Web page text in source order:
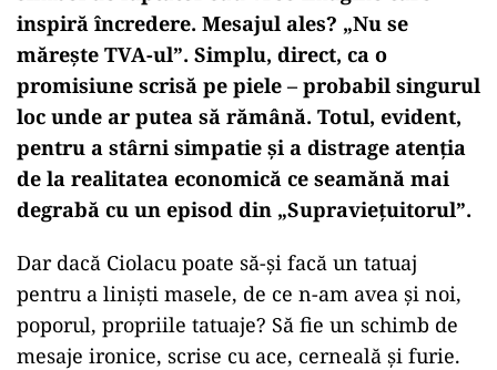
inspiră încredere. Mesajul ales? „Nu se
mărește TVA-ul”. Simplu, direct, ca o
promisiune scrisă pe piele – probabil singurul
loc unde ar putea să rămână. Totul, evident,
pentru a stârni simpatie și a distrage atenția
de la realitatea economică ce seamănă mai
degrabă cu un episod din „Supraviețuitorul”.
Dar dacă Ciolacu poate să-și facă un tatuaj
pentru a liniști masele, de ce n-am avea și noi,
poporul, propriile tatuaje? Să fie un schimb de
mesaje ironice, scrise cu ace, cerneală și furie.